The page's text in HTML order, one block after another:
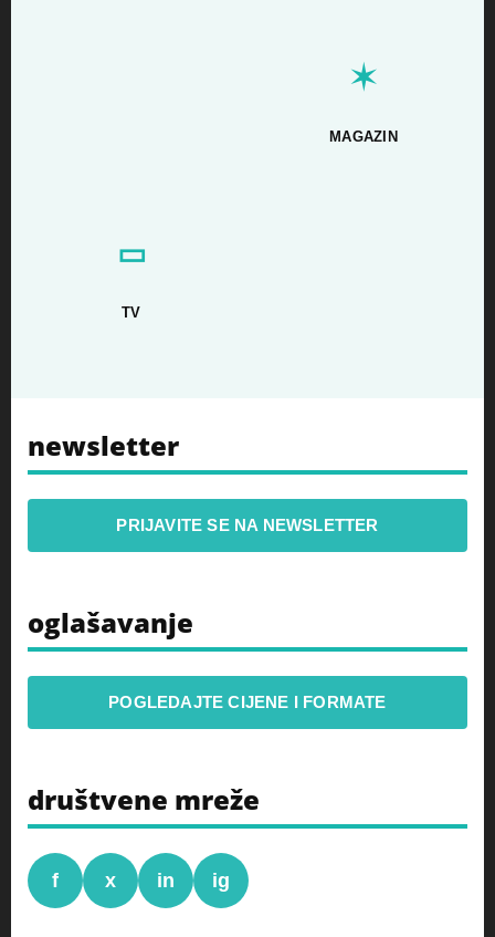
✶
MAGAZIN
▭
TV
newsletter
PRIJAVITE SE NA NEWSLETTER
oglašavanje
POGLEDAJTE CIJENE I FORMATE
društvene mreže
f x in ig